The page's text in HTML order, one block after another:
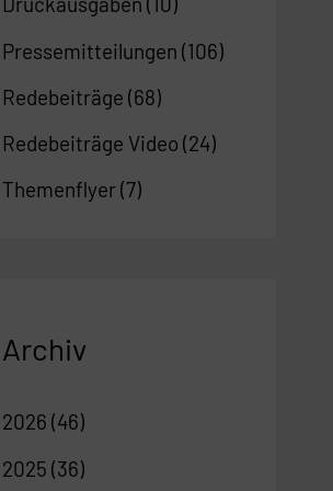
Pressemitteilungen (106)
Redebeiträge (68)
Redebeiträge Video (24)
Themenflyer(7)
Archiv
2026 (46)
2025 (36)